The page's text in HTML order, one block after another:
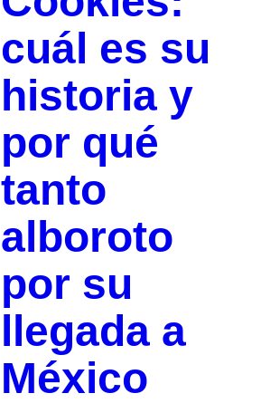
cuál es su
historia y
por qué
tanto
alboroto
por su
llegada a
México